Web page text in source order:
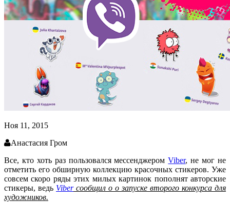
Ноя 11, 2015
Анастасия Гром
Все, кто хоть раз пользовался мессенджеромViber, не мог не
отметить его обширную коллекцию красочных стикеров. Уже
совсем скоро ряды этих милых картинок пополнят авторские
стикеры, ведь Viberсообщил о о запуске второго конкурса для
художников.